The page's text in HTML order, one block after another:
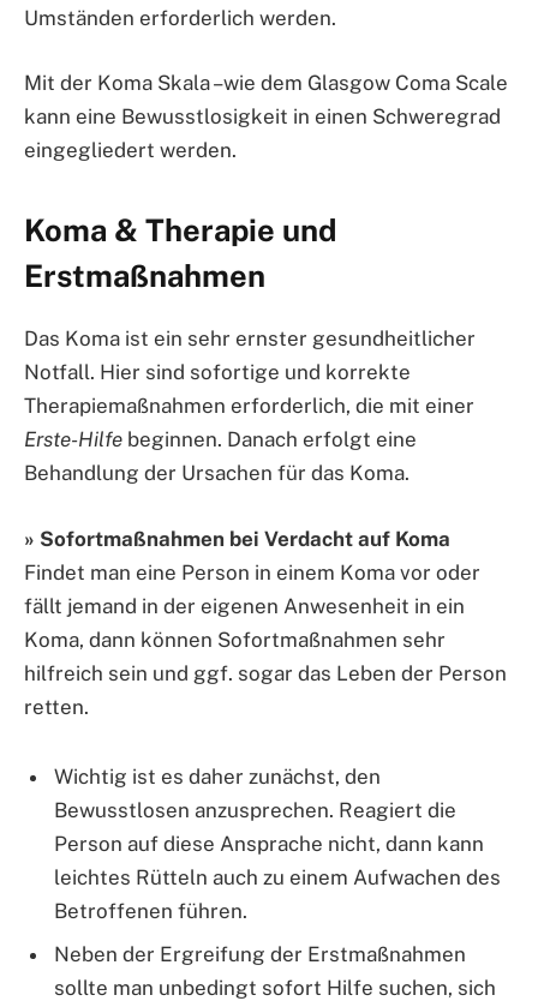
Umständen erforderlich werden.
Mit der Koma Skala –wie dem Glasgow Coma Scale
kann eine Bewusstlosigkeit in einen Schweregrad
eingegliedert werden.
Koma & Therapie und
Erstmaßnahmen
Das Koma ist ein sehr ernster gesundheitlicher
Notfall. Hier sind sofortige und korrekte
Therapiemaßnahmen erforderlich, die mit einer
Erste-Hilfe beginnen. Danach erfolgt eine
Behandlung der Ursachen für das Koma.
» Sofortmaßnahmen bei Verdacht auf Koma
Findet man eine Person in einem Koma vor oder
fällt jemand in der eigenen Anwesenheit in ein
Koma, dann können Sofortmaßnahmen sehr
hilfreich sein und ggf. sogar das Leben der Person
retten.
Wichtig ist es daher zunächst, den
Bewusstlosen anzusprechen. Reagiert die
Person auf diese Ansprache nicht, dann kann
leichtes Rütteln auch zu einem Aufwachen des
Betroffenen führen.
Neben der Ergreifung der Erstmaßnahmen
sollte man unbedingt sofort Hilfe suchen, sich